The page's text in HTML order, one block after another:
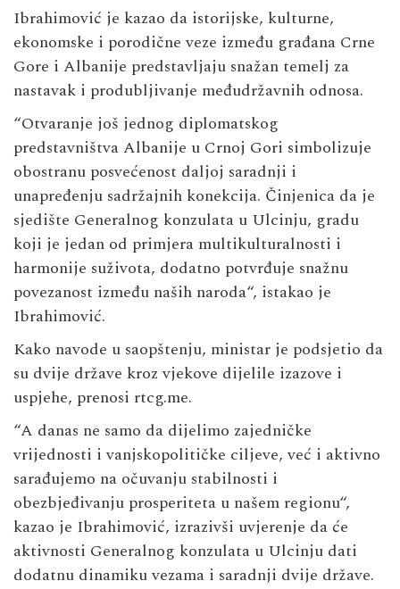
Ibrahimović je kazao da istorijske, kulturne,
ekonomske i porodične veze između građana Crne
Gore i Albanije predstavljaju snažan temelj za
nastavak i produbljivanje međudržavnih odnosa.
“Otvaranje još jednog diplomatskog
predstavništva Albanije u Crnoj Gori simbolizuje
obostranu posvećenost daljoj saradnji i
unapređenju sadržajnih konekcija. Činjenica da je
sjedište Generalnog konzulata u Ulcinju, gradu
koji je jedan od primjera multikulturalnosti i
harmonije suživota, dodatno potvrđuje snažnu
povezanost između naših naroda“, istakao je
Ibrahimović.
Kako navode u saopštenju, ministar je podsjetio da
su dvije države kroz vjekove dijelile izazove i
uspjehe, prenosi rtcg.me.
“A danas ne samo da dijelimo zajedničke
vrijednosti i vanjskopolitičke ciljeve, već i aktivno
sarađujemo na očuvanju stabilnosti i
obezbjeđivanju prosperiteta u našem regionu“,
kazao je Ibrahimović, izrazivši uvjerenje da će
aktivnosti Generalnog konzulata u Ulcinju dati
dodatnu dinamiku vezama i saradnji dvije države.